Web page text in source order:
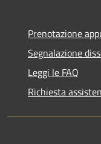
Prenotazione
Segnalazione
Leggi le FAQ
Richiesta